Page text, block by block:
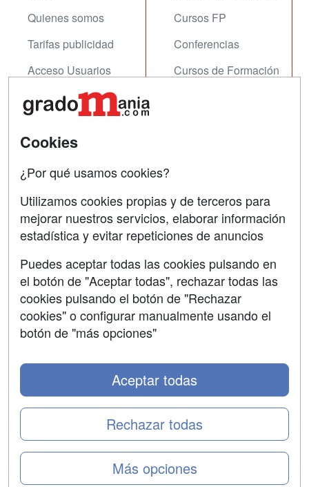
Quienes somos
Tarifas publicidad
Acceso Usuarios
Acceso Centros
Cursos FP
Conferencias
Cursos de Formación
Contactar
Copyleft
Grupo formazion:
Copyright 2000-2026 Formazion Web, S.L. - Calle
Fermín Caballero, 62 - 28034 Madrid Tel: 91 533 70 78
Cookies
¿Por qué usamos cookies?
Utilizamos cookies propias y de terceros para
mejorar nuestros servicios, elaborar información
estadística y evitar repeticiones de anuncios
Puedes aceptar todas las cookies pulsando en
el botón de "Aceptar todas", rechazar todas las
cookies pulsando el botón de "Rechazar
cookies" o configurar manualmente usando el
botón de "más opciones"
Más opciones
Rechazar todas
Aceptar todas